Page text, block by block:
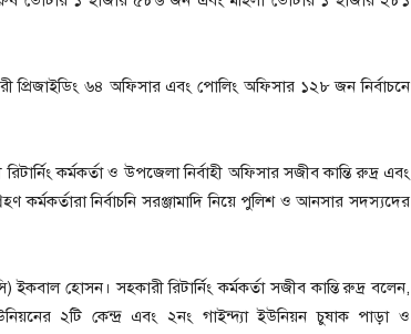
৬৪ অফিসার এবং পোলিং অফিসার ১২৮ জন নির্বাচনে
কর্মকর্তা ও উপজেলা নির্বাহী অফিসার সজীব কান্তি রুদ্র এবং
কর্মকর্তারা নির্বাচনি সরঞ্জামাদি নিয়ে পুলিশ ও আনসার সদস্যদের
হোসন। সহকারী রিটার্নিং কর্মকর্তা সজীব কান্তি রুদ্র বলেন,
২টি কেন্দ্র এবং ২নং গাইন্দ্যা ইউনিয়ন চুষাক পাড়া ও